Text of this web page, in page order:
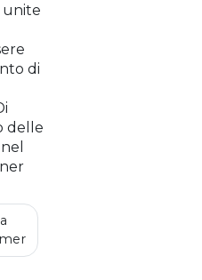
unite
di
delle